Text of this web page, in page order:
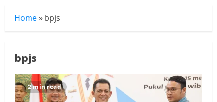
Home » bpjs
bpjs
2 min read